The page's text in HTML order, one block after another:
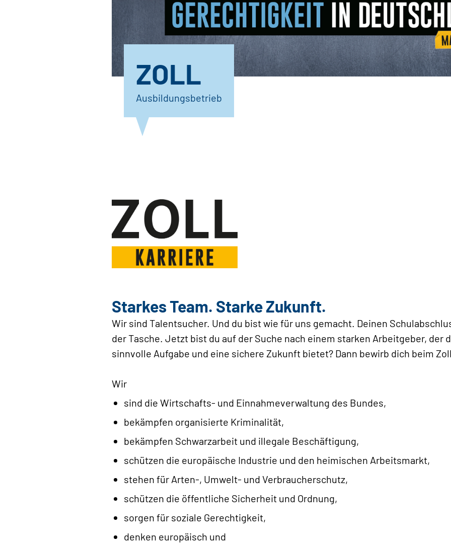
ZOLL
Ausbildungsbetrieb
Starkes Team. Starke Zukunft.
Wir sind Talentsucher. Und du bist wie für uns gemacht. Deinen
der Tasche. Jetzt bist du auf der Suche nach einem starken Arbeitgeber, der
sinnvolle Aufgabe und eine sichere Zukunft bietet? Dann bewirb dich beim
Wir
sind die Wirtschafts- und Einnahmeverwaltung des Bundes,
bekämpfen organisierte Kriminalität,
bekämpfen Schwarzarbeit und illegale Beschäftigung,
schützen die europäische Industrie und den heimischen Arbeitsmarkt,
stehen für Arten-, Umwelt- und Verbraucherschutz,
schützen die öffentliche Sicherheit und Ordnung,
sorgen für soziale Gerechtigkeit,
denken europäisch und